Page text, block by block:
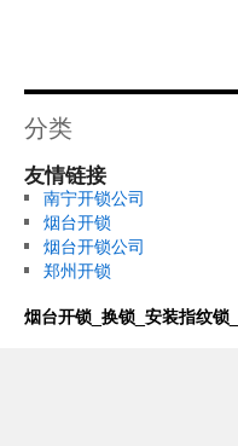
分类
友情链接
南宁开锁公司
烟台开锁
烟台开锁公司
郑州开锁
烟台开锁_换锁_安装指纹